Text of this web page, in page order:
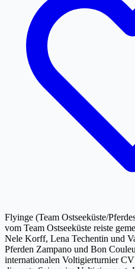
Flyinge (Team Ostseeküste/
vom Team Ostseeküste reiste
Nele Korff, Lena Techentin und
Pferden Zampano und Bon
internationalen Voltigierturnier